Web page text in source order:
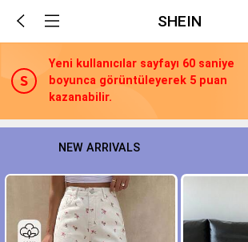
SHEIN
Yeni kullanıcılar sayfayı 60 saniye
boyunca görüntüleyerek 5 puan
kazanabilir.
NEW ARRIVALS